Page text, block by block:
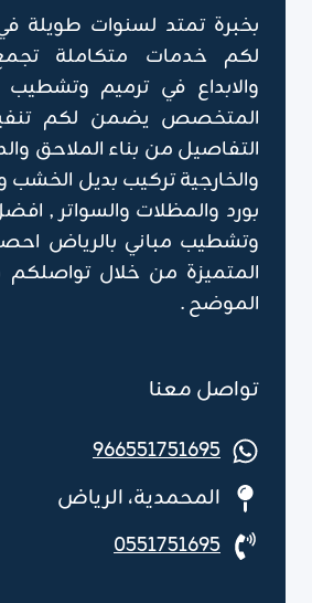
بخبرة تمتد لسنوات طويلة
لكم خدمات متكاملة
والابداع في ترميم وتشطيب
المتخصص يضمن لكم
التفاصيل من بناء الملاحق
والخارجية تركيب بديل الخشب
بورد والمظلات والسواتر ,
وتشطيب مباني بالرياض
المتميزة من خلال تواصلكم
الموضح .
تواصل معنا
966551751695
المحمدية، الرياض
0551751695